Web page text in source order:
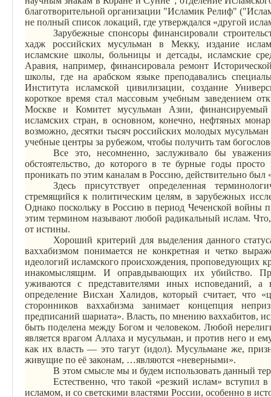
благотворительной организации "Исламик Релиф"
не полный список локаций, где утверждался «другой
Зарубежные спонсоры финансировали
хадж российских мусульман в Мекку, издание
исламские школы, больницы и детсады, исламские
Аравия, например, финансировала ремонт
школы, где на арабском языке преподавались
Института исламской цивилизации, создание
короткое время стал массовым учебным заведением
Москве и Комитет мусульман Азии,
исламских стран, в основном, конечно, нефтяных
возможно, десятки тысяч российских молодых
учебные центры за рубежом, чтобы получить там
Все это, несомненно, заслуживало бы
обстоятельство, до которого в те бурные годы
проникать по этим каналам в Россию, действительно был
Здесь присутствует определенная
стремящийся к политическим целям, в зарубежных
Однако поскольку в Россию в период Чеченской войны
этим термином называют любой радикальный ислам.
от истины.
Хороший критерий для выделения данного
ваххабизмом понимается не конкретная и четко
идеологий исламского происхождения, проповедующих
инакомыслящим. И оправдывающих их убийство.
уживаются с представителями иных исповеданий,
определение Висхан Халидов, который считает, что
сторонников ваххабизма занимает концепция
предписаний шариата». Власть, по мнению ваххабитов,
быть поделена между Богом и человеком. Любой
является врагом Аллаха и мусульман, и против него и
как их власть — этотагут (идол). Мусульмане же,
живущие по её законам, …являются «неверными».
В этом смысле мы и будем использовать данный
Естественно, что такой «резкий ислам»
исламом, и со светскими властями России, особенно в